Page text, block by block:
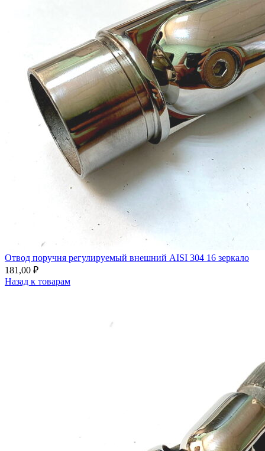
Отвод поручня регулируемый внешний AISI 304 16 зеркало
181,00 ₽
Назад к товарам